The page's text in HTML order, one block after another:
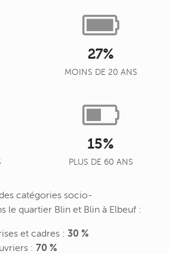
27%
MOINS DE 20 ANS
15%
PLUS DE 60 ANS
catégories socio-
le quartier Blin et Blin à Elbeuf :
et cadres : 30 %
: 70 %